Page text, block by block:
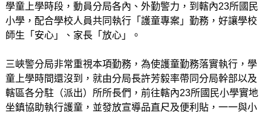
學童上學時段，動員分局各內、外勤警力，到轄內23所國民
小學，配合學校人員共同執行「護童專案」勤務，好讓學校
師生「安心」、家長「放心」。
三峽警分局非常重視本項勤務，為使護童勤務落實執行，學
童上學時間還沒到，就由分局長許芳毅率帶同分局幹部以及
轄區各分駐（派出）所所長們，前往轄內23所國民小學實地
坐鎮協助執行護童，並發放宣導品直尺及便利貼，一一與小